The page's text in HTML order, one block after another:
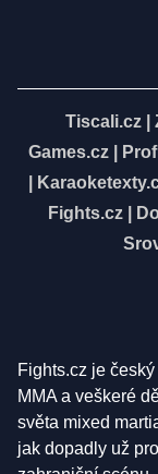
Tiscali.cz
Games.cz
Fights.cz
Fights.cz je
MMA a veškeré
světa mixed
jak dopadly už